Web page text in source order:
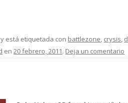
y está etiquetada con battlezone crysis
en20 febrero, 2011. Deja un comentario